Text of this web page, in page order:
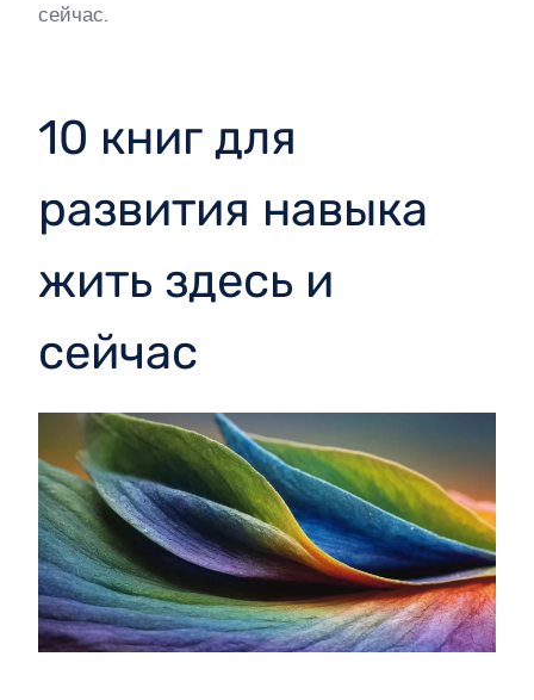
сейчас.
10 книг для
развития навыка
жить здесь и
сейчас